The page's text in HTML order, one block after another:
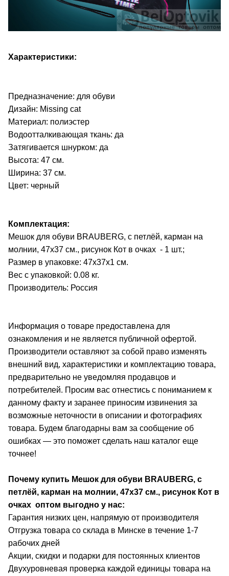
Характеристики:
Предназначение: для обуви
Дизайн: Missing cat
Материал: полиэстер
Водоотталкивающая ткань: да
Затягивается шнурком: да
Высота: 47 см.
Ширина: 37 см.
Цвет: черный
Комплектация:
Мешок для обуви BRAUBERG, с петлёй, карман на
молнии, 47х37 см., рисунок Кот в очках - 1 шт.;
Размер в упаковке: 47x37x1 см.
Вес с упаковкой: 0.08 кг.
Производитель: Россия
Информация о товаре предоставлена для
ознакомления и не является публичной офертой.
Производители оставляют за собой право изменять
внешний вид, характеристики и комплектацию товара,
предварительно не уведомляя продавцов и
потребителей. Просим вас отнестись с пониманием к
данному факту и заранее приносим извинения за
возможные неточности в описании и фотографиях
товара. Будем благодарны вам за сообщение об
ошибках — это поможет сделать наш каталог еще
точнее!
Почему купить Мешок для обуви BRAUBERG, с
петлёй, карман на молнии, 47х37 см., рисунок Кот в
очках оптом выгодно у нас:
Гарантия низких цен, напрямую от производителя
Отгрузка товара со склада в Минске в течение 1-7
рабочих дней
Акции, скидки и подарки для постоянных клиентов
Двухуровневая проверка каждой единицы товара на